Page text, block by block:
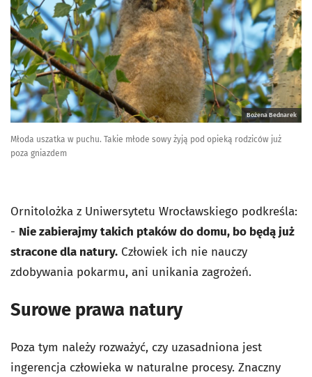
Bożena Bednarek
Młoda uszatka w puchu. Takie młode sowy żyją pod opieką rodziców już
poza gniazdem
Ornitolożka z Uniwersytetu Wrocławskiego podkreśla:
- Nie zabierajmy takich ptaków do domu, bo będą już
stracone dla natury. Człowiek ich nie nauczy
zdobywania pokarmu, ani unikania zagrożeń.
Surowe prawa natury
Poza tym należy rozważyć, czy uzasadniona jest
ingerencja człowieka w naturalne procesy. Znaczny